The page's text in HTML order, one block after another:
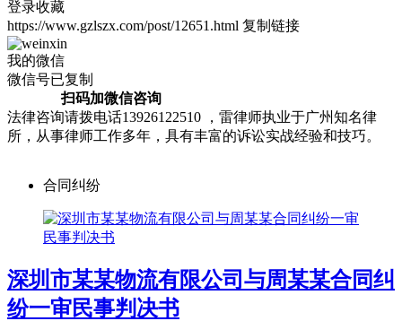
登录收藏
https://www.gzlszx.com/post/12651.html 复制链接
我的微信
微信号已复制
扫码加微信咨询
法律咨询请拨电话13926122510 ，雷律师执业于广州知名律
所，从事律师工作多年，具有丰富的诉讼实战经验和技巧。
合同纠纷
深圳市某某物流有限公司与周某某合同纠
纷一审民事判决书